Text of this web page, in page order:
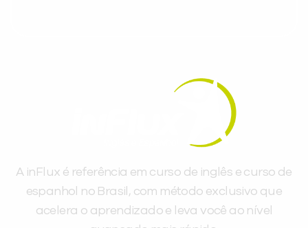
A inFlux é referência em curso de inglês e curso de
espanhol no Brasil, com método exclusivo que
acelera o aprendizado e leva você ao nível